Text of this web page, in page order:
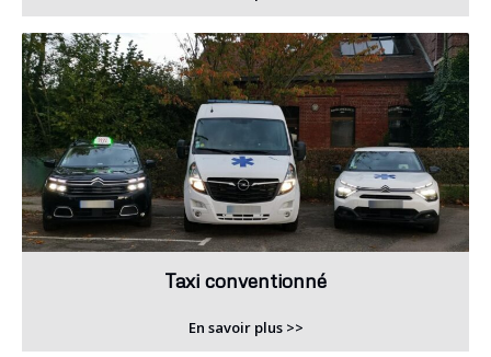
Taxi conventionné
En savoir plus >>